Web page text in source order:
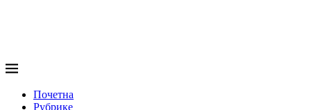
Почетна
Рубрике